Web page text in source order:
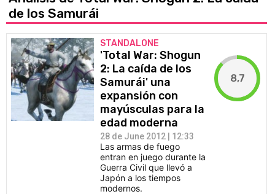
de los Samurái
STANDALONE
'Total War: Shogun
2: La caída de los
Samurái' una
expansión con
mayúsculas para la
edad moderna
28 de June 2012 | 12:33
Las armas de fuego
entran en juego durante la
Guerra Civil que llevó a
Japón a los tiempos
modernos.
8,7